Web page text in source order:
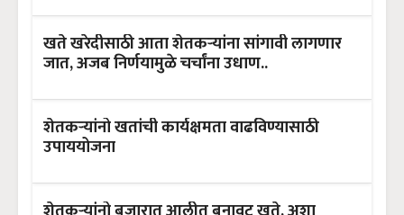
खते खरेदीसाठी आता शेतकऱ्यांना सांगावी लागणार
जात, अजब निर्णयामुळे चर्चांना उधाण..
शेतकऱ्यांनो खतांची कार्यक्षमता वाढविण्यासाठी
उपाययोजना